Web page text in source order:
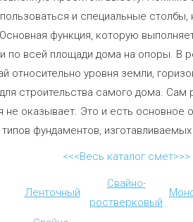
и специальные
функция, которую
по всей площади дома на опоры. В
относительно уровня земли,
строительства самого дома. Сам
не оказывает. Это и есть основное
фундаментов,
<<<Весь каталог смет>>>
Ленточный
Свайно-
ростверковый